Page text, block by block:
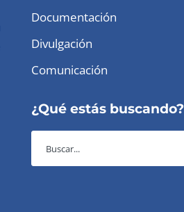
Documentación
Divulgación
Comunicación
¿Qué estás buscando?